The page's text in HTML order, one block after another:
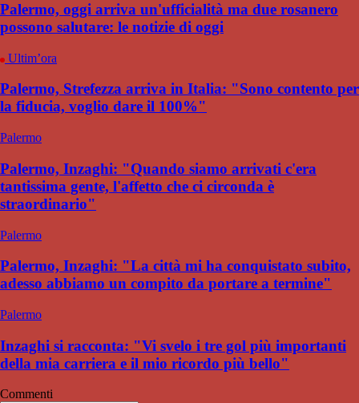
Palermo, oggi arriva un'ufficialità ma due rosanero
possono salutare: le notizie di oggi
Ultim’ora
Palermo, Strefezza arriva in Italia: "Sono contento per
la fiducia, voglio dare il 100%"
Palermo
Palermo, Inzaghi: "Quando siamo arrivati c'era
tantissima gente, l'affetto che ci circonda è
straordinario"
Palermo
Palermo, Inzaghi: "La città mi ha conquistato subito,
adesso abbiamo un compito da portare a termine"
Palermo
Inzaghi si racconta: "Vi svelo i tre gol più importanti
della mia carriera e il mio ricordo più bello"
Commenti